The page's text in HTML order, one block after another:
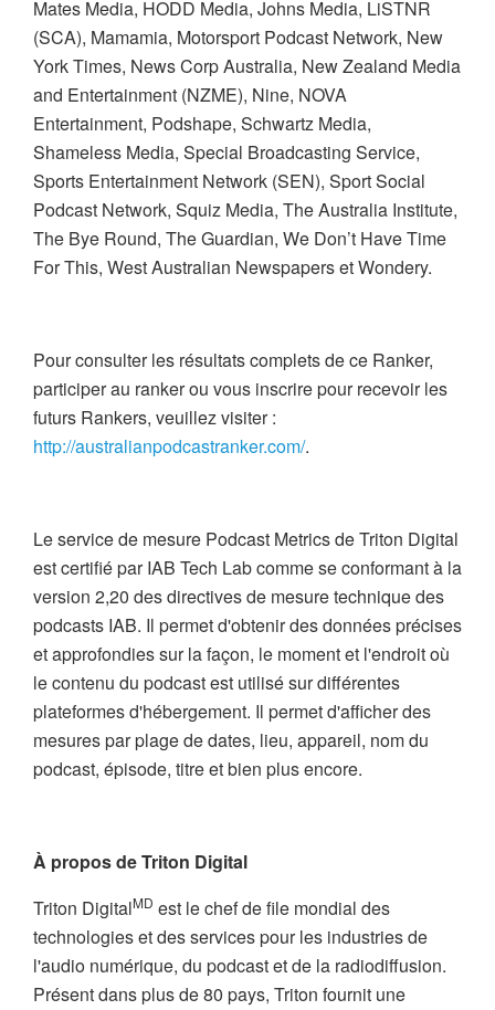
Mates Media, HODD Media, Johns Media, LiSTNR
(SCA), Mamamia, Motorsport Podcast Network, New
York Times, News Corp Australia, New Zealand Media
and Entertainment (NZME), Nine, NOVA
Entertainment, Podshape, Schwartz Media,
Shameless Media, Special Broadcasting Service,
Sports Entertainment Network (SEN), Sport Social
Podcast Network, Squiz Media, The Australia Institute,
The Bye Round, The Guardian, We Don’t Have Time
For This, West Australian Newspapers et Wondery.
Pour consulter les résultats complets de ce Ranker,
participer au ranker ou vous inscrire pour recevoir les
futurs Rankers, veuillez visiter :
http://australianpodcastranker.com/.
Le service de mesure Podcast Metrics de Triton Digital
est certifié par IAB Tech Lab comme se conformant à la
version 2,20 des directives de mesure technique des
podcasts IAB. Il permet d'obtenir des données précises
et approfondies sur la façon, le moment et l'endroit où
le contenu du podcast est utilisé sur différentes
plateformes d'hébergement. Il permet d'afficher des
mesures par plage de dates, lieu, appareil, nom du
podcast, épisode, titre et bien plus encore.
À propos de Triton Digital
Triton DigitalMD est le chef de file mondial des
technologies et des services pour les industries de
l'audio numérique, du podcast et de la radiodiffusion.
Présent dans plus de 80 pays, Triton fournit une